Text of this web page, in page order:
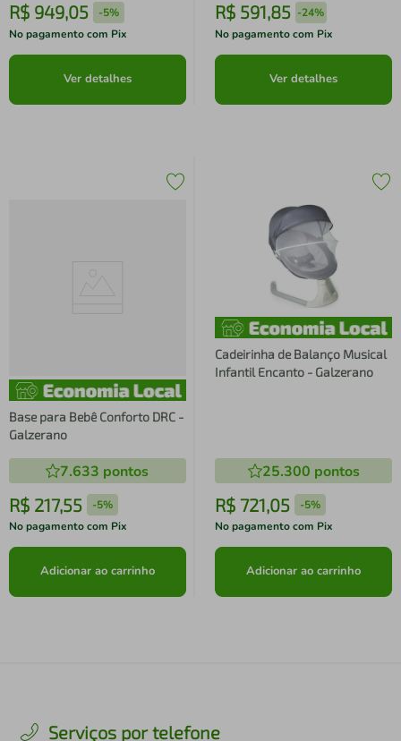
R$ 949,05 -5%
No pagamento com Pix
Ver detalhes
R$ 591,85 -24%
No pagamento com Pix
Ver detalhes
Base para Bebê Conforto DRC -
Galzerano
7.633 pontos
R$ 217,55 -5%
No pagamento com Pix
Adicionar ao carrinho
Cadeirinha de Balanço Musical
Infantil Encanto - Galzerano
25.300 pontos
R$ 721,05 -5%
No pagamento com Pix
Adicionar ao carrinho
Serviços por telefone